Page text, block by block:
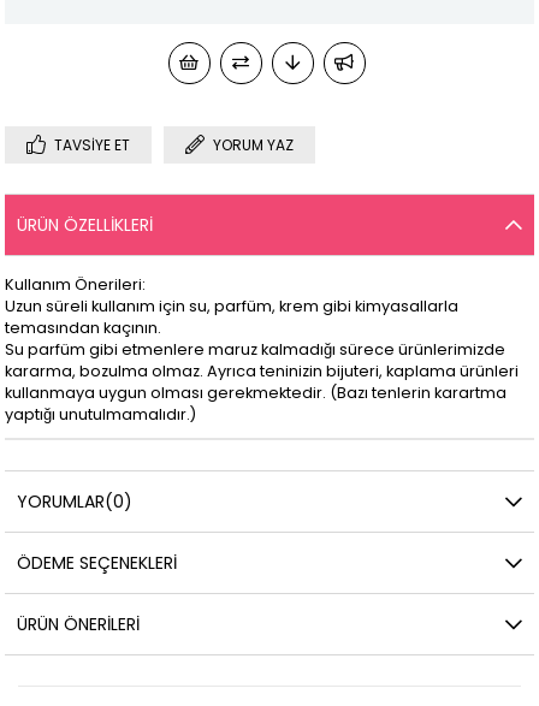
TAVSIYE ET YORUM YAZ
ÜRÜN ÖZELLIKLERI
Kullanım Önerileri:
Uzun süreli kullanım için su, parfüm, krem gibi kimyasallarla
temasından kaçının.
Su parfüm gibi etmenlere maruz kalmadığı sürece ürünlerimizde
kararma, bozulma olmaz. Ayrıca teninizin bijuteri, kaplama ürünleri
kullanmaya uygun olması gerekmektedir. (Bazı tenlerin karartma
yaptığı unutulmamalıdır.)
YORUMLAR(0)
ÖDEME SEÇENEKLERI
ÜRÜN ÖNERILERI